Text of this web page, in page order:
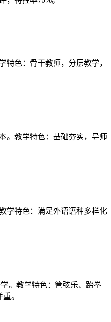
特色：骨干教师，分层教学，
。教学特色：基础夯实，导师
学特色：满足外语语种多样化
。教学特色：管弦乐、跆拳
。